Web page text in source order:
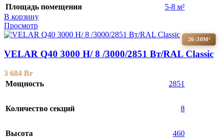
Площадь помещения
5-8 м²
В корзину
Просмотр
26-30М²
VELAR Q40 3000 H/ 8 /3000/2851 Вт/RAL Classic
3 684 Br
Мощность
2851
Количество секций 8
Высота 460